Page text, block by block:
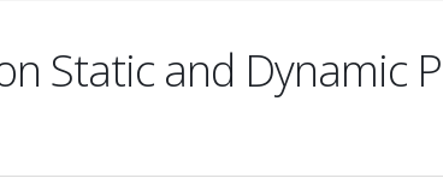
Static and Dynamic